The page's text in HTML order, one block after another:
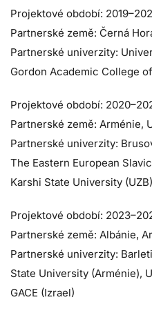
Projektové období:
Partnerské země: Černá
Partnerské univerzity:
Gordon Academic College
Projektové období:
Partnerské země: Arménie,
Partnerské univerzity:
The Eastern European
Karshi State University (UZB)
Projektové období:
Partnerské země: Albánie,
Partnerské univerzity:
State University (Arménie),
GACE (Izrael)